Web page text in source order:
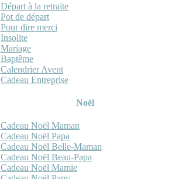
Départ à la retraite
Pot de départ
Pour dire merci
Insolite
Mariage
Baptême
Calendrier Avent
Cadeau Entreprise
Noël
Cadeau Noël Maman
Cadeau Noël Papa
Cadeau Noël Belle-Maman
Cadeau Noël Beau-Papa
Cadeau Noël Mamie